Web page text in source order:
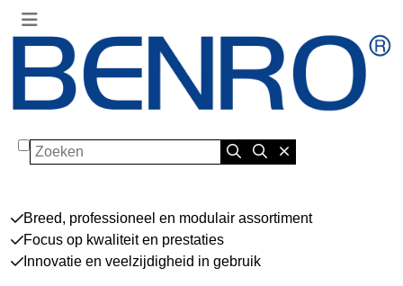
Zoeken
Breed, professioneel en modulair assortiment
Focus op kwaliteit en prestaties
Innovatie en veelzijdigheid in gebruik